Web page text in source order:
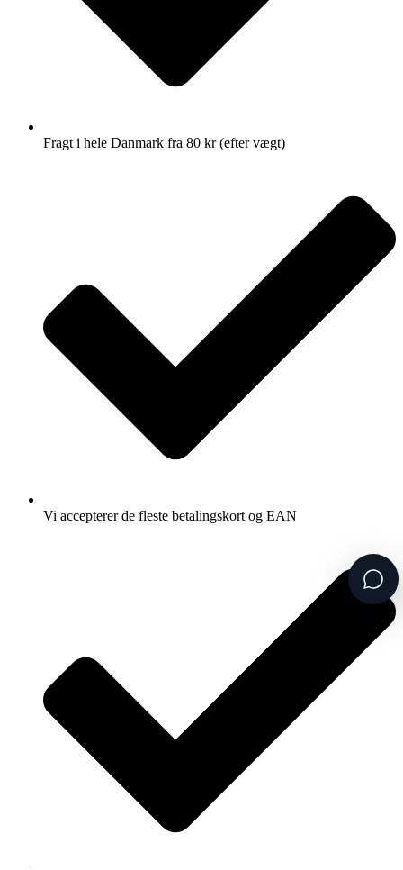
Fragt i hele Danmark fra 80 kr (efter vægt)
Vi accepterer de fleste betalingskort og EAN